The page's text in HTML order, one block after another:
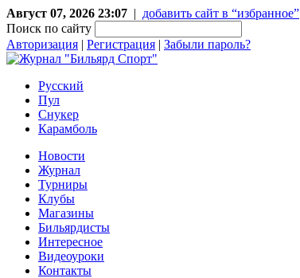
Август 07, 2026 23:07 | добавить сайт в “избранное”
Поиск по сайту
Авторизация | Регистрация | Забыли пароль?
Русский
Пул
Снукер
Карамболь
Новости
Журнал
Турниры
Клубы
Магазины
Бильярдисты
Интересное
Видеоуроки
Контакты